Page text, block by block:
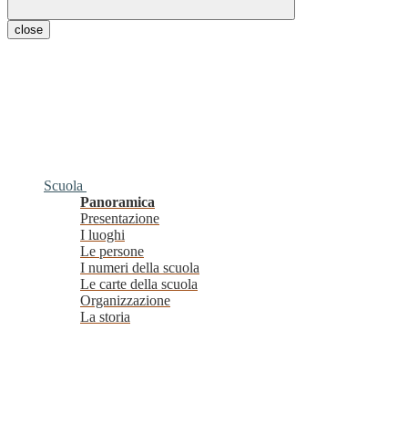
close
Scuola
Panoramica
Presentazione
I luoghi
Le persone
I numeri della scuola
Le carte della scuola
Organizzazione
La storia